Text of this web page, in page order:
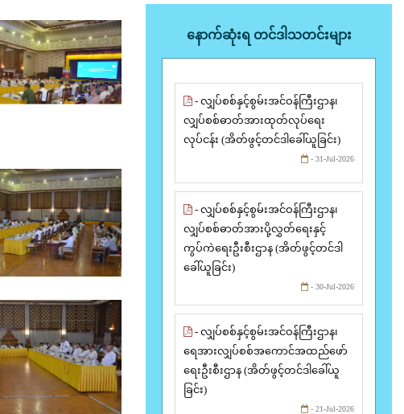
နောက်ဆုံးရ တင်ဒါသတင်းများ
- လျှပ်စစ်နှင့်စွမ်းအင်ဝန်ကြီးဌာန၊
လျှပ်စစ်ဓာတ်အားထုတ်လုပ်ရေး
လုပ်ငန်း (အိတ်ဖွင့်တင်ဒါခေါ်ယူခြင်း)
- 31-Jul-2026
- လျှပ်စစ်နှင့်စွမ်းအင်ဝန်ကြီးဌာန၊
လျှပ်စစ်ဓာတ်အားပို့လွှတ်ရေးနှင့်
ကွပ်ကဲရေးဦးစီးဌာန (အိတ်ဖွင့်တင်ဒါ
ခေါ်ယူခြင်း)
- 30-Jul-2026
- လျှပ်စစ်နှင့်စွမ်းအင်ဝန်ကြီးဌာန၊
ရေအားလျှပ်စစ်အကောင်အထည်ဖော်
ရေးဦးစီးဌာန (အိတ်ဖွင့်တင်ဒါခေါ်ယူ
ခြင်း)
- 21-Jul-2026